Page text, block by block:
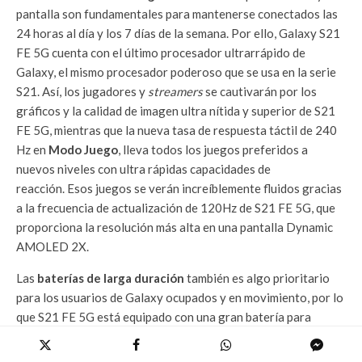
pantalla son fundamentales para mantenerse conectados las
24 horas al día y los 7 días de la semana. Por ello, Galaxy S21
FE 5G cuenta con el último procesador ultrarrápido de
Galaxy, el mismo procesador poderoso que se usa en la serie
S21. Así, los jugadores y streamersse cautivarán por los
gráficos y la calidad de imagen ultra nítida y superior de S21
FE 5G, mientras que la nueva tasa de respuesta táctil de 240
Hz en Modo Juego, lleva todos los juegos preferidos a
nuevos niveles con ultra rápidas capacidades de
reacción. Esos juegos se verán increíblemente fluidos gracias
a la frecuencia de actualización de 120Hz de S21 FE 5G, que
proporciona la resolución más alta en una pantalla Dynamic
AMOLED 2X.
Las baterías de larga duración también es algo prioritario
para los usuarios de Galaxy ocupados y en movimiento, por lo
que S21 FE 5G está equipado con una gran batería para
asegurar su duración durante todo el día. Su potente batería
ofrece cargas súper rápidas de 25W, para cargar en más del